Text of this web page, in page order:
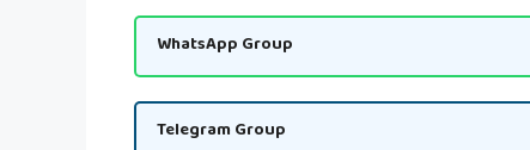
WhatsApp Group
Telegram Group